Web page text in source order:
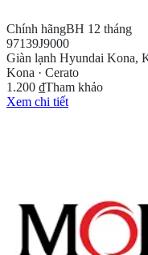
Chính hãngBH 12 tháng
97139J9000
Giàn lạnh Hyundai Kona,
Kona · Cerato
1.200 ₫Tham khảo
Xem chi tiết